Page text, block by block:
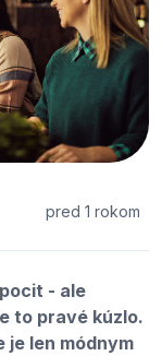
pred 1 rokom
- ale
to pravé kúzlo.
je len módnym